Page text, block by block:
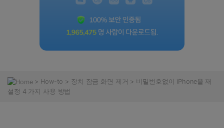
> How-to > 장치 잠금 화면 제거 > 비밀번호없이 iPhone을 재
설정 4 가지 사용 방법